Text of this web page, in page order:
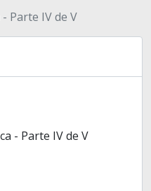
Parte IV de V
- Parte IV de V